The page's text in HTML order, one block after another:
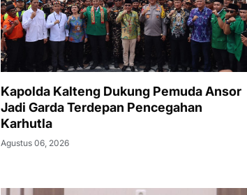
Kapolda Kalteng Dukung Pemuda Ansor
Jadi Garda Terdepan Pencegahan
Karhutla
Agustus 06, 2026